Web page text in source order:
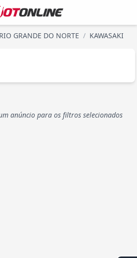
RIO GRANDE DO NORTE / KAWASAKI
anúncio para os filtros selecionados